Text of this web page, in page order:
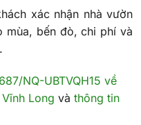
xác nhận nhà vườn
mùa, bến đò, chi phí và
NQ-UBTVQH15 về
Long và thông tin